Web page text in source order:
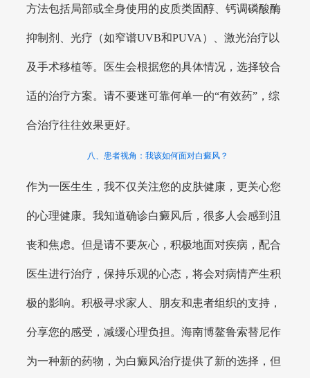
方法包括局部或全身使用的皮质类固醇、钙调磷酸酶
抑制剂、光疗（如窄谱UVB和PUVA）、激光治疗以
及手术移植等。医生会根据您的具体情况，选择较合
适的治疗方案。请不要迷可靠何单一的“有效药”，综
合治疗往往效果更好。
八、患者视角：我该如何面对白癜风？
作为一医生生，我不仅关注您的皮肤健康，更关心您
的心理健康。我知道确诊白癜风后，很多人会感到沮
丧和焦虑。但是请不要灰心，积极地面对疾病，配合
医生进行治疗，保持乐观的心态，将会对病情产生积
极的影响。积极寻求家人、朋友和患者组织的支持，
分享您的感受，减缓心理负担。海南博鳌鲁索替尼作
为一种新的药物，为白癜风治疗提供了新的选择，但